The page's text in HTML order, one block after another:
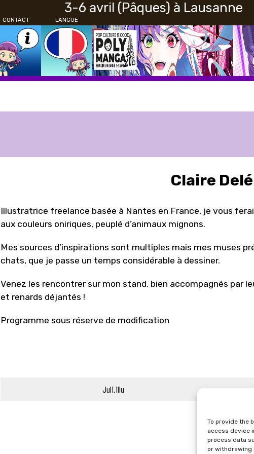
To provide the
access device
process data
or withdrawing
3-6 avril (Pâques) à Lausanne
LANGUE
CONTACT
Claire
Illustratrice freelance basée à Nantes en France, je vous
aux couleurs oniriques, peuplé d’animaux mignons.
Mes sources d’inspirations sont multiples mais mes muses
chats, que je passe un temps considérable à dessiner.
Venez les rencontrer sur mon stand, bien accompagnés par
et renards déjantés !
Programme sous réserve de modification
Juli.illu